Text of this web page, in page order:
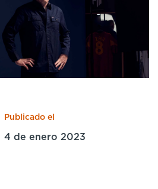
Publicado el
4 de enero 2023